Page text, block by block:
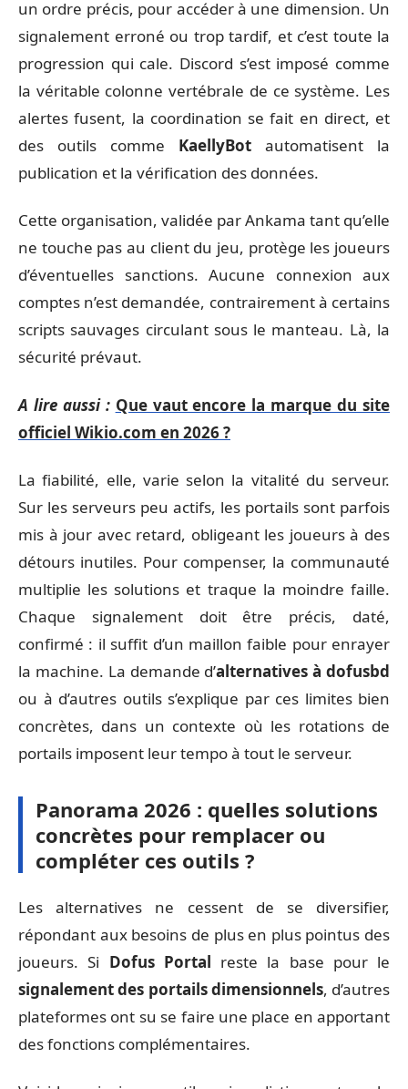
un ordre précis, pour accéder à une dimension. Un
signalement erroné ou trop tardif, et c’est toute la
progression qui cale. Discord s’est imposé comme
la véritable colonne vertébrale de ce système. Les
alertes fusent, la coordination se fait en direct, et
des outils comme KaellyBot automatisent la
publication et la vérification des données.
Cette organisation, validée par Ankama tant qu’elle
ne touche pas au client du jeu, protège les joueurs
d’éventuelles sanctions. Aucune connexion aux
comptes n’est demandée, contrairement à certains
scripts sauvages circulant sous le manteau. Là, la
sécurité prévaut.
A lire aussi : Que vaut encore la marque du site
officiel Wikio.com en 2026 ?
La fiabilité, elle, varie selon la vitalité du serveur.
Sur les serveurs peu actifs, les portails sont parfois
mis à jour avec retard, obligeant les joueurs à des
détours inutiles. Pour compenser, la communauté
multiplie les solutions et traque la moindre faille.
Chaque signalement doit être précis, daté,
confirmé : il suffit d’un maillon faible pour enrayer
la machine. La demande d’alternatives à dofusbd
ou à d’autres outils s’explique par ces limites bien
concrètes, dans un contexte où les rotations de
portails imposent leur tempo à tout le serveur.
Panorama 2026 : quelles solutions
concrètes pour remplacer ou
compléter ces outils ?
Les alternatives ne cessent de se diversifier,
répondant aux besoins de plus en plus pointus des
joueurs. Si Dofus Portal reste la base pour le
signalement des portails dimensionnels, d’autres
plateformes ont su se faire une place en apportant
des fonctions complémentaires.